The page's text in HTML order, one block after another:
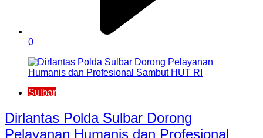
0
Sulbar
Dirlantas Polda Sulbar Dorong
Pelayanan Humanis dan Profesional